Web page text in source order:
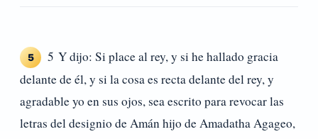
5
5 Y dijo: Si place al rey, y si he hallado gracia
delante de él, y si la cosa es recta delante del rey, y
agradable yo en sus ojos, sea escrito para revocar las
letras del designio de Amán hijo de Amadatha Agageo,